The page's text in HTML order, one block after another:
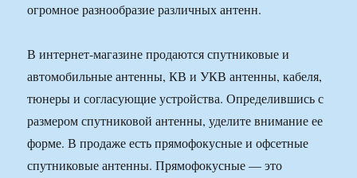
огромное разнообразие различных антенн.
В интернет-магазине продаются спутниковые и
автомобильные антенны, КВ и УКВ антенны, кабеля,
тюнеры и согласующие устройства. Определившись с
размером спутниковой антенны, уделите внимание ее
форме. В продаже есть прямофокусные и офсетные
спутниковые антенны. Прямофокусные — это